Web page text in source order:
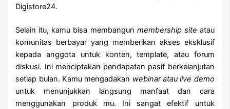
Digistore24.
Selain itu, kamu bisa membangun membership site atau
komunitas berbayar yang memberikan akses eksklusif
kepada anggota untuk konten, template, atau forum
diskusi. Ini menciptakan pendapatan pasif berkelanjutan
setiap bulan. Kamu mengadakan webinar atau live demo
untuk menunjukkan langsung manfaat dan cara
menggunakan produk mu. Ini sangat efektif untuk